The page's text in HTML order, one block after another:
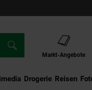
Markt-Angebote
Drogerie Externer
Reisen